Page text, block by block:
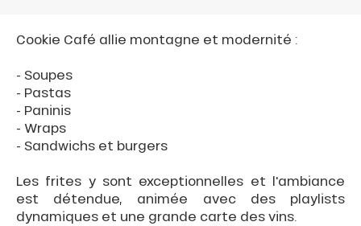
Cookie Café allie montagne et modernité :
- Soupes
- Pastas
- Paninis
- Wraps
- Sandwichs et burgers
Les frites y sont exceptionnelles et l'ambiance
est détendue, animée avec des playlists
dynamiques et une grande carte des vins.